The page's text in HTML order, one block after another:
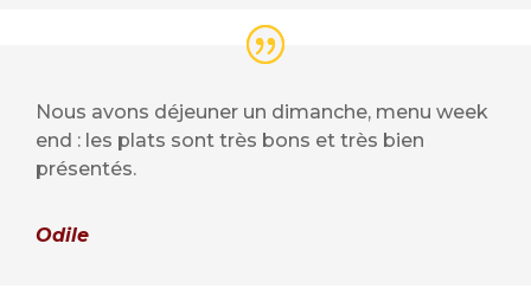
Nous avons déjeuner un dimanche, menu week
end : les plats sont très bons et très bien
présentés.
Odile